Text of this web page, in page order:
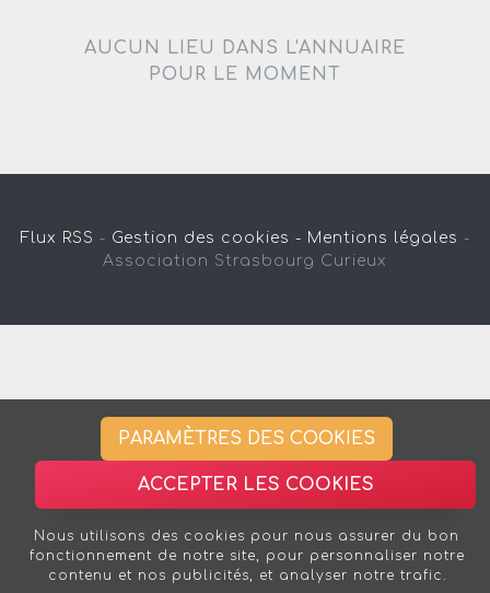
AUCUN LIEU DANS L'ANNUAIRE
POUR LE MOMENT
Flux RSS - Gestion des cookies - Mentions légales -
Association Strasbourg Curieux
PARAMÈTRES DES COOKIES
ACCEPTER LES COOKIES
Nous utilisons des cookies pour nous assurer du bon
fonctionnement de notre site, pour personnaliser notre
contenu et nos publicités, et analyser notre trafic.